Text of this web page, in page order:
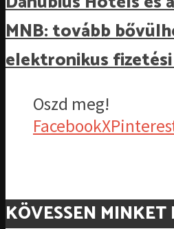
MNB: tovább
elektronikus
Oszd meg!
FacebookX
KÖVESSEN